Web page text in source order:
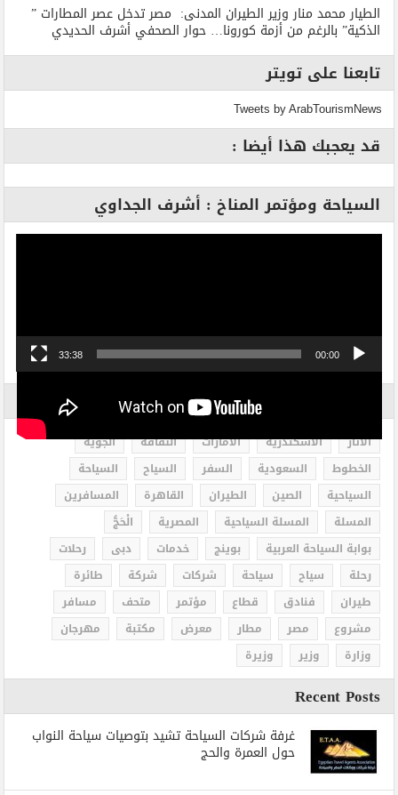
الطيار محمد منار وزير الطيران المدنى: مصر تدخل عصر المطارات ”
الذكية” بالرغم من أزمة كورونا… حوار الصحفي أشرف الحديدي
تابعنا على تويتر
Tweets by ArabTourismNews
قد يعجبك هذا أيضا :
السياحة ومؤتمر المناخ : أشرف الجداوي
00:00
33:38
الاثار الاسكندرية الامارات الثقافة
الجوية
الخطوط
السعودية السفر السياح
السياحة
السياحية
الصين الطيران القاهرة
المسافرين
المسلة
المسلة السياحية المصرية
الْحَجُّ
بوابة السياحة العربية
بوينج خدمات دبى
رحلات
رحلة
سياح سياحة شركات شركة
طائرة
طيران
فنادق قطاع مؤتمر متحف
مسافر
مشروع
مصر مطار معرض مكتبة
مهرجان
وزارة
وزير وزيرة
Recent Posts
غرفة شركات السياحة تشيد بتوصيات سياحة النواب
حول العمرة والحج